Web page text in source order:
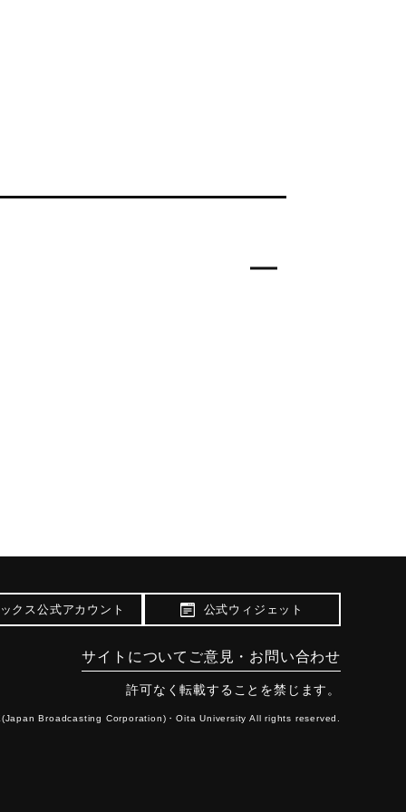
クス公式アカウント 公式ウィジェット
サイトについて ご意見・お問い合わせ
許可なく転載することを禁じます。
Broadcasting Corporation)・Oita University All rights reserved.